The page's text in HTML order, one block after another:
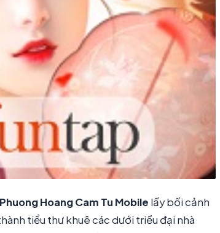
Phuong Hoang Cam Tu Mobile lấy bối cảnh
tiểu thư khuê các dưới triều đại nhà